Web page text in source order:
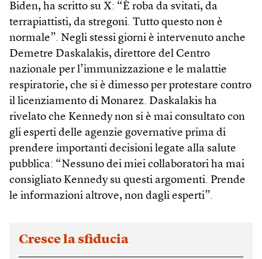
Biden, ha scritto su X: “È roba da svitati, da
terrapiattisti, da stregoni. Tutto questo non è
normale”. Negli stessi giorni è intervenuto anche
Demetre Daskalakis, direttore del Centro
nazionale per l’immunizzazione e le malattie
respiratorie, che si è dimesso per protestare contro
il licenziamento di Monarez. Daskalakis ha
rivelato che Kennedy non si è mai consultato con
gli esperti delle agenzie governative prima di
prendere importanti decisioni legate alla salute
pubblica: “Nessuno dei miei collaboratori ha mai
consigliato Kennedy su questi argomenti. Prende
le informazioni altrove, non dagli esperti”.
Cresce la sfiducia